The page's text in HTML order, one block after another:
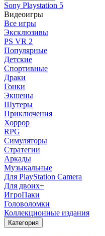
Sony Playstation 5
Видеоигры
Все игры
Эксклюзивы
PS VR 2
Популярные
Детские
Спортивные
Драки
Гонки
Экшены
Шутеры
Приключения
Хоррор
RPG
Симуляторы
Стратегии
Аркады
Музыкальные
Для PlayStation Camera
Для двоих+
ИгроПаки
Головоломки
Коллекционные издания
Категория